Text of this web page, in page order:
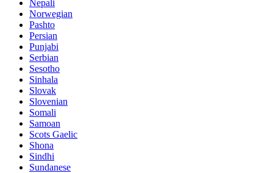
Nepali
Norwegian
Pashto
Persian
Punjabi
Serbian
Sesotho
Sinhala
Slovak
Slovenian
Somali
Samoan
Scots Gaelic
Shona
Sindhi
Sundanese